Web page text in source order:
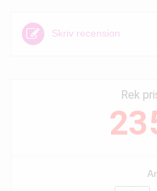
Skriv recension
Rek